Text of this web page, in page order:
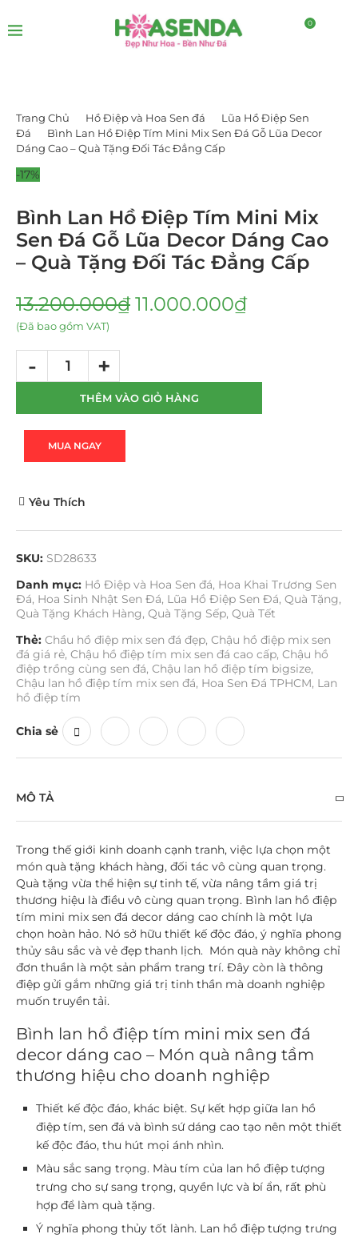
0
Trang Chủ Hồ Điệp và Hoa Sen đá
Lũa Hồ Điệp Sen
Đá
Bình Lan Hồ Điệp Tím Mini Mix Sen Đá Gỗ Lũa Decor
Dáng Cao – Quà Tặng Đối Tác Đẳng Cấp
-17%
Bình Lan Hồ Điệp Tím Mini Mix
Sen Đá Gỗ Lũa Decor Dáng Cao
– Quà Tặng Đối Tác Đẳng Cấp
13.200.000₫ 11.000.000₫
(Đã bao gồm VAT)
THÊM VÀO GIỎ HÀNG
MUA NGAY
Yêu Thích
SKU: SD28633
Danh mục: Hồ Điệp và Hoa Sen đá, Hoa Khai Trương Sen
Đá, Hoa Sinh Nhật Sen Đá, Lũa Hồ Điệp Sen Đá, Quà Tặng,
Quà Tặng Khách Hàng, Quà Tặng Sếp, Quà Tết
Thẻ: Chầu hồ điệp mix sen đá đẹp, Chậu hồ điệp mix sen
đá giá rẻ, Chậu hồ điệp tím mix sen đá cao cấp, Chậu hồ
điệp trồng cùng sen đá, Chậu lan hồ điệp tím bigsize,
Chậu lan hồ điệp tím mix sen đá, Hoa Sen Đá TPHCM, Lan
hồ điệp tím
Chia sẻ
MÔ TẢ
Trong thế giới kinh doanh cạnh tranh, việc lựa chọn một
món quà tặng khách hàng, đối tác vô cùng quan trọng.
Quà tặng vừa thể hiện sự tinh tế, vừa nâng tầm giá trị
thương hiệu là điều vô cùng quan trọng. Bình lan hồ điệp
tím mini mix sen đá decor dáng cao chính là một lựa
chọn hoàn hảo. Nó sở hữu thiết kế độc đáo, ý nghĩa phong
thủy sâu sắc và vẻ đẹp thanh lịch. Món quà này không chỉ
đơn thuần là một sản phẩm trang trí. Đây còn là thông
điệp gửi gắm những giá trị tinh thần mà doanh nghiệp
muốn truyền tải.
Bình lan hồ điệp tím mini mix sen đá
decor dáng cao – Món quà nâng tầm
thương hiệu cho doanh nghiệp
Thiết kế độc đáo, khác biệt. Sự kết hợp giữa lan hồ
điệp tím, sen đá và bình sứ dáng cao tạo nên một thiết
kế độc đáo, thu hút mọi ánh nhìn.
Màu sắc sang trọng. Màu tím của lan hồ điệp tượng
trưng cho sự sang trọng, quyền lực và bí ẩn, rất phù
hợp để làm quà tặng.
Ý nghĩa phong thủy tốt lành. Lan hồ điệp tượng trưng